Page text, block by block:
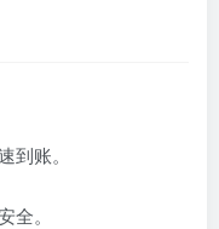
到账。
全。